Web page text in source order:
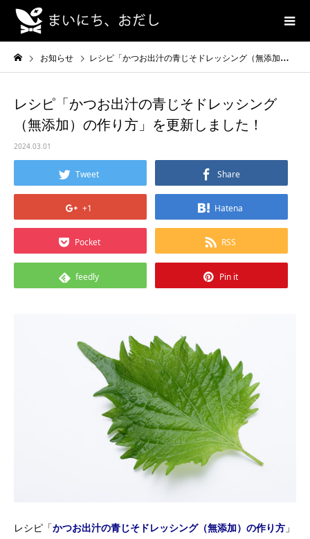
お知らせ レシピ「かつお出汁の青じそドレッシング（無添加）の作り方」を更新しました！
レシピ「かつお出汁の青じそドレッシング
（無添加）の作り方」を更新しました！
2024.03.01
Tweet Share
+1 Hatena
Pocket RSS
feedly Pin it
レシピ「かつお出汁の青じそドレッシング（無添加）の作り方 」